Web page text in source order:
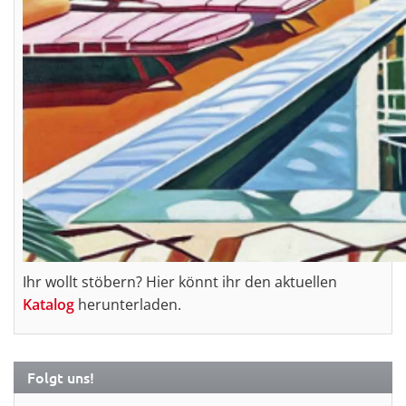
Ihr wollt stöbern? Hier könnt ihr den aktuellen
Katalog herunterladen.
Folgt uns!